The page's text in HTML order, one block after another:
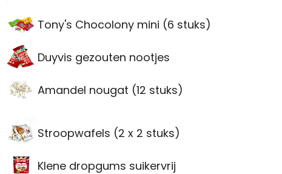
Tony's Chocolony mini (6 stuks)
Duyvis gezouten nootjes
Amandel nougat (12 stuks)
Stroopwafels (2 x 2 stuks)
Klene dropgums suikervrij